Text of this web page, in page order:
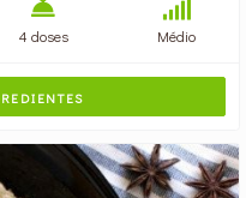
4 doses Médio